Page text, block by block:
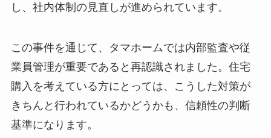
し、社内体制の見直しが進められています。
この事件を通じて、タマホームでは内部監査や従
業員管理が重要であると再認識されました。住宅
購入を考えている方にとっては、こうした対策が
きちんと行われているかどうかも、信頼性の判断
基準になります。